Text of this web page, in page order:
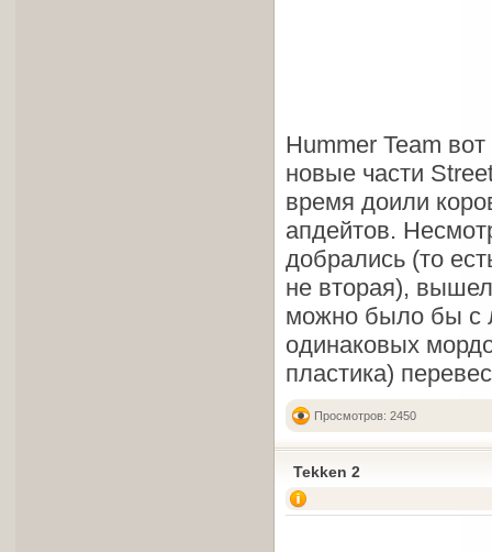
Hummer Team
новые части
время доили
апдейтов.
добрались (то
не вторая),
можно было бы с
одинаковых
пластика)
Просмотров: 2450
Tekken 2